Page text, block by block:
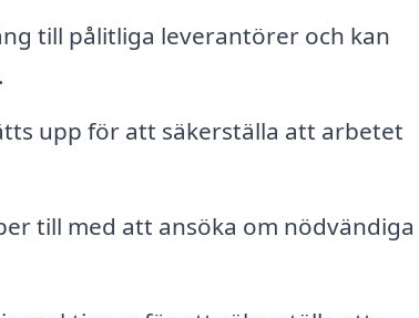
till pålitliga leverantörer och kan
upp för att säkerställa att arbetet
till med att ansöka om nödvändiga